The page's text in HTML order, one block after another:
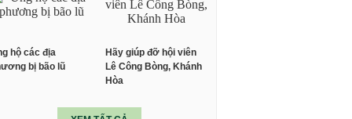
hộ các địa
bị bão lũ
Hãy giúp đỡ hội viên
Lê Công Bòng, Khánh
Hòa